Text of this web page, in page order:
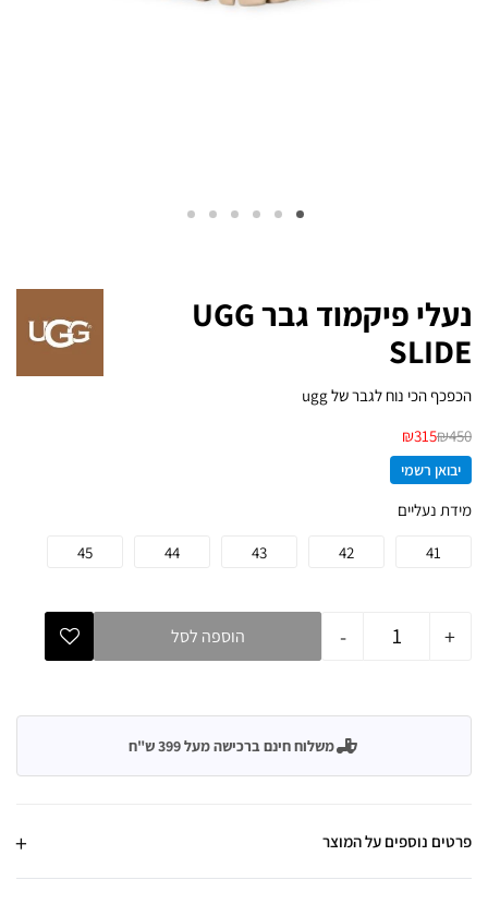
נעלי פיקמוד גבר UGG
SLIDE
הכפכף הכי נוח לגבר של ugg
₪450
₪315
יבואן רשמי
מידת נעליים
41
42
43
44
45
- + הוספה לסל
משלוח חינם ברכישה מעל 399 ש"ח
פרטים נוספים על המוצר